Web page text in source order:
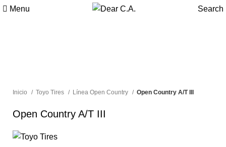
Menu Search
Inicio Toyo Tires Línea Open Country Open Country A/T III
Open Country A/T III